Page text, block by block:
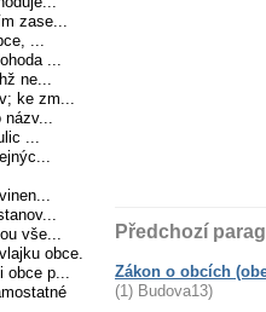
zase...
...
...
ne...
ke zm...
názv...
...
vše...
obce.
obce p...
Předchozí
Zákon o obcích
(1) Budova13)